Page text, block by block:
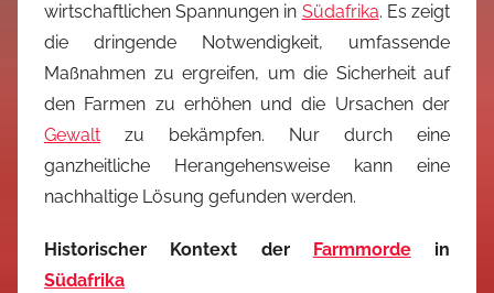
wirtschaftlichen Spannungen in Südafrika. Es zeigt
die dringende Notwendigkeit, umfassende
Maßnahmen zu ergreifen, um die Sicherheit auf
den Farmen zu erhöhen und die Ursachen der
Gewalt zu bekämpfen. Nur durch eine
ganzheitliche Herangehensweise kann eine
nachhaltige Lösung gefunden werden.
Historischer Kontext der Farmmordein
Südafrika